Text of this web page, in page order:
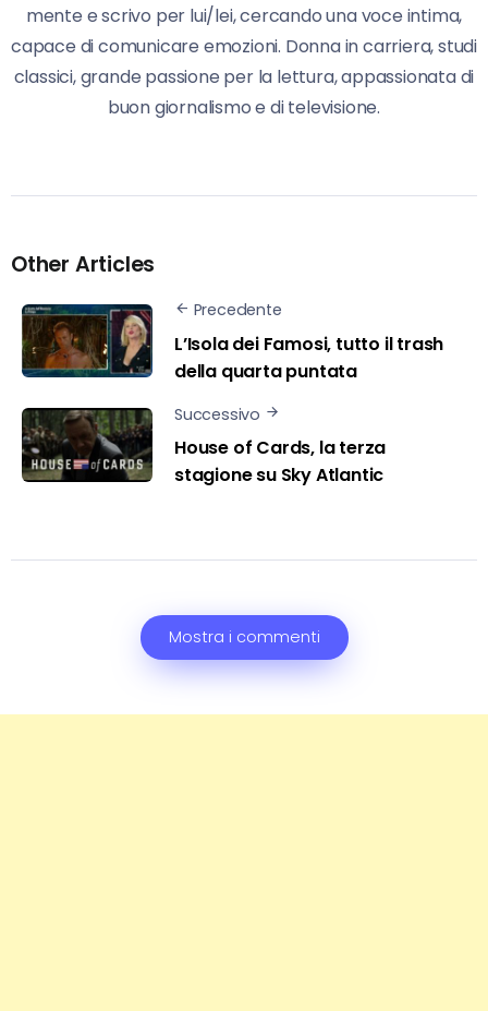
mente e scrivo per lui/lei, cercando una voce intima,
capace di comunicare emozioni. Donna in carriera, studi
classici, grande passione per la lettura, appassionata di
buon giornalismo e di televisione.
Other Articles
Precedente
L’Isola dei Famosi, tutto il trash
della quarta puntata
Successivo
House of Cards, la terza
stagione su Sky Atlantic
Mostra i commenti